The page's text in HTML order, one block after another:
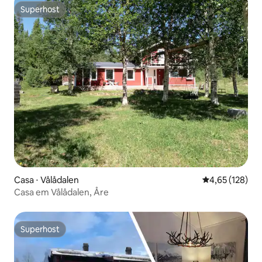
Superhost
Superhost
Casa ⋅ Vålådalen 4,65 de uma
4,65 (128)
Casa em Vålådalen, Åre
Superhost
Superhost